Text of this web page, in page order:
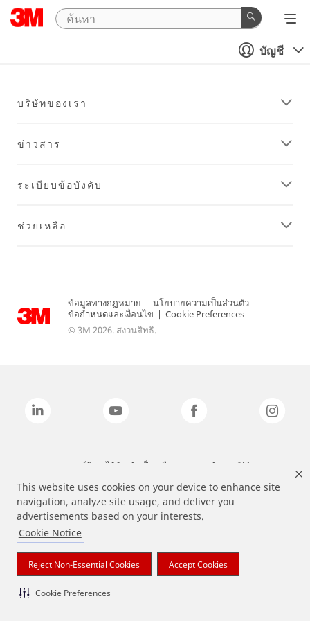
This website uses cookies on your device to enhance site
navigation, analyze site usage, and deliver you
advertisements based on your interests.
Cookie Notice
Reject Non-Essential Cookies Accept Cookies
Cookie Preferences
บัญชี
บริษัทของเรา
ข่าวสาร
ระเบียบข้อบังคับ
ช่วยเหลือ
ข้อมูลทางกฎหมาย | นโยบายความเป็นส่วนตัว |
ข้อกำหนดและเงื่อนไข | Cookie Preferences
© 3M 2026. สงวนสิทธิ.
แบรนด์ที่ระบุไว้ข้างต้นเป็นเครื่องหมายการค้าของ 3M